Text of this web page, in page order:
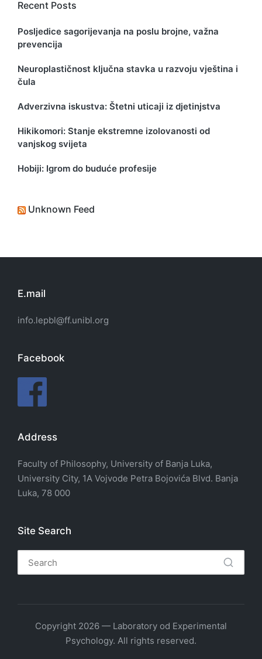
Recent Posts
Posljedice sagorijevanja na poslu brojne, važna
prevencija
Neuroplastičnost ključna stavka u razvoju vještina i
čula
Adverzivna iskustva: Štetni uticaji iz djetinjstva
Hikikomori: Stanje ekstremne izolovanosti od
vanjskog svijeta
Hobiji: Igrom do buduće profesije
Unknown Feed
E.mail
info.lepbl@ff.unibl.org
Facebook
Address
Faculty of Philosophy, University of Banja Luka,
University City, 1A Vojvode Petra Bojovića Blvd. Banja
Luka, 78 000
Site Search
Copyright 2026 — Laboratory od Experimental
Psychology. All rights reserved.